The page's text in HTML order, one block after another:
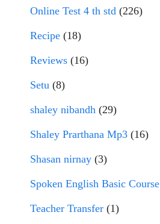
Online Test 4 th std (226)
Recipe (18)
Reviews (16)
Setu (8)
shaley nibandh (29)
Shaley Prarthana Mp3 (16)
Shasan nirnay (3)
Spoken English Basic Course
Teacher Transfer (1)